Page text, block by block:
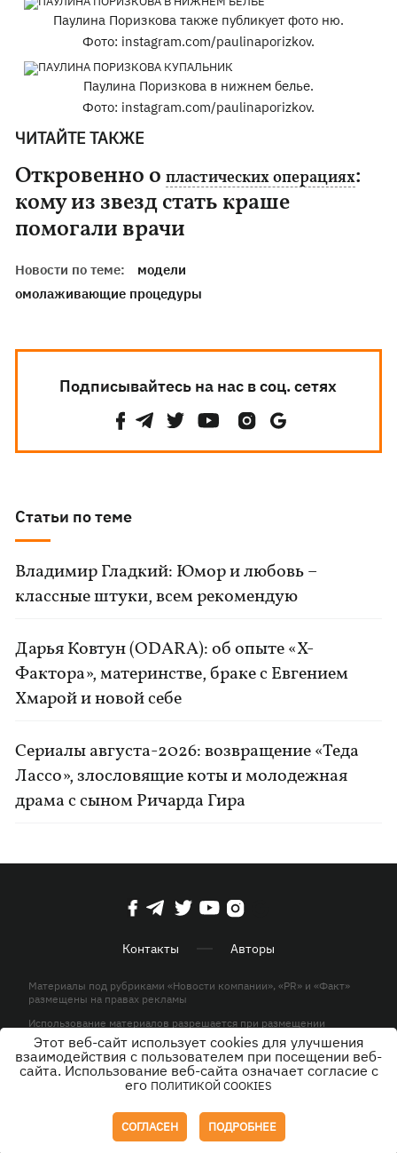
Паулина Поризкова также публикует фото ню.
Фото: instagram.com/paulinaporizkov.
Паулина Поризкова в нижнем белье.
Фото: instagram.com/paulinaporizkov.
ЧИТАЙТЕ ТАКЖЕ
Откровенно опластических операциях:
кому из звезд стать краше
помогали врачи
Новости по теме:
модели
омолаживающие процедуры
Подписывайтесь на нас в соц. сетях
Статьи по теме
Владимир Гладкий: Юмор и любовь –
классные штуки, всем рекомендую
Дарья Ковтун (ODARA): об опыте «Х-
Фактора», материнстве, браке с Евгением
Хмарой и новой себе
Сериалы августа-2026: возвращение «Теда
Лассо», злословящие коты и молодежная
драма с сыном Ричарда Гира
Контакты Авторы
Материалы под рубриками «Новости компании», «PR» и «Факт»
размещены на правах рекламы
Использование материалов разрешается при размещении
активной гиперссылки на KP.UA в первом абзаце.
© ООО «ЮЛАВ МЕДИА»,2026. Все права защищены.
Этот веб-сайт использует cookies для улучшения
взаимодействия с пользователем при посещении веб-
сайта. Использование веб-сайта означает согласие с
его ПОЛИТИКОЙ COOKIES
СОГЛАСЕН ПОДРОБНЕЕ